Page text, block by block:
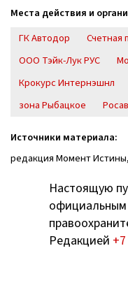
Места действия и
ГК Автодор
Счетная
ООО Тэйк-Лук РУС
Крокурс Интернэшнл
зона Рыбацкое
Источники материала:
редакция Момент
Настоящую
Редакцией